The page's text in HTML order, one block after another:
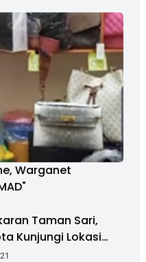
Warganet
Taman Sari,
Kunjungi Lokasi
Salurkan Bantuan